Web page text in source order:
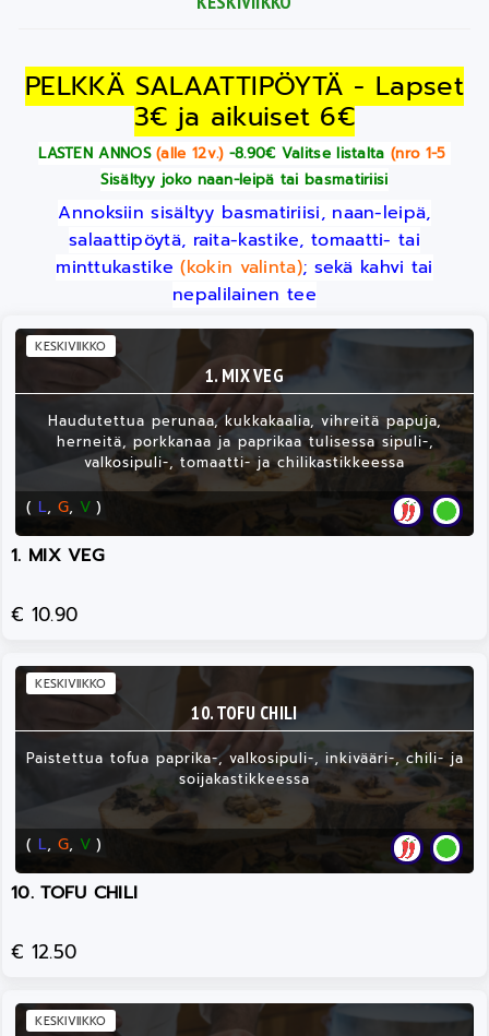
PELKKÄ SALAATTIPÖYTÄ - Lapset
3€ ja aikuiset 6€
LASTEN ANNOS(alle 12v.)-8.90€ Valitse listalta (nro 1-5
Sisältyy joko naan-leipä tai basmatiriisi
Annoksiin sisältyy basmatiriisi, naan-leipä,
salaattipöytä, raita-kastike, tomaatti- tai
minttukastike(kokin valinta); sekä kahvi tai
nepalilainen tee
1. MIX VEG
Haudutettua perunaa, kukkakaalia, vihreitä papuja,
herneitä, porkkanaa ja paprikaa tulisessa sipuli-,
valkosipuli-, tomaatti- ja chilikastikkeessa
( L, G, V )
KESKIVIIKKO
1. MIX VEG
€ 10.90
10. TOFU CHILI
Paistettua tofua paprika-, valkosipuli-, inkivääri-, chili- ja
soijakastikkeessa
( L, G, V )
KESKIVIIKKO
10. TOFU CHILI
€ 12.50
KESKIVIIKKO